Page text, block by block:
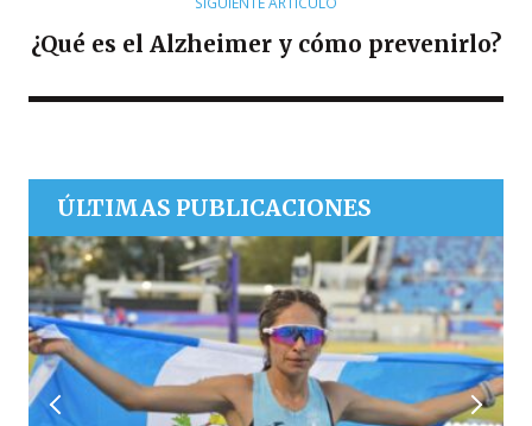
¿Qué es el Alzheimer y cómo prevenirlo?
ÚLTIMAS PUBLICACIONES